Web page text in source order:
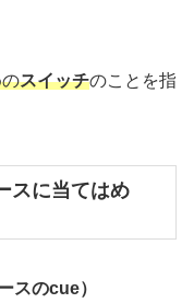
スイッチのことを指
スに当てはめ
スのcue）